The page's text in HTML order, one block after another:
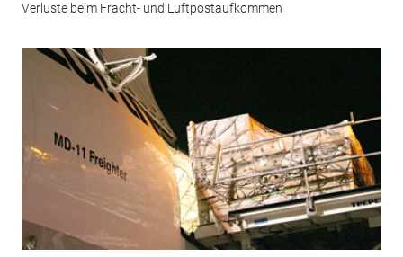
Verluste beim Fracht- und Luftpostaufkommen